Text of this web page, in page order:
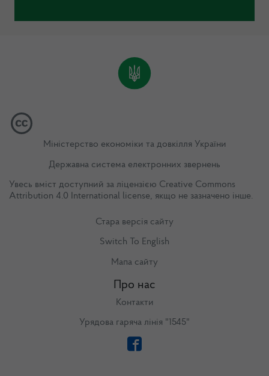
Міністерство економіки та довкілля України
Державна система електронних звернень
Увесь вміст доступний за ліцензією Creative Commons
Attribution 4.0 International license, якщо не зазначено інше.
Стара версія сайту
Switch To English
Мапа сайту
Про нас
Контакти
Урядова гаряча лінія "1545"